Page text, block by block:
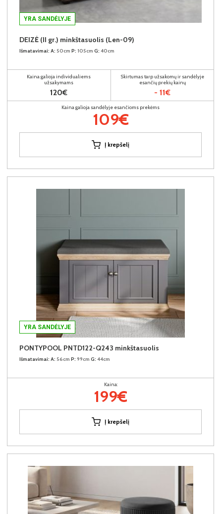
YRA SANDĖLYJE
DEIZĖ (II gr.) minkštasuolis (Len-09)
Išmatavimai: A: 50cm P: 105cm G: 40cm
Kaina galioja individualiems
užsakymams
120€
Skirtumas tarp užsakomų ir sandėlyje
esančių prekių kainų
- 11€
Kaina galioja sandėlyje esančioms prekėms
109€
Į krepšelį
YRA SANDĖLYJE
PONTYPOOL PNTD122-Q243 minkštasuolis
Išmatavimai: A: 56cm P: 99cm G: 44cm
Kaina:
199€
Į krepšelį